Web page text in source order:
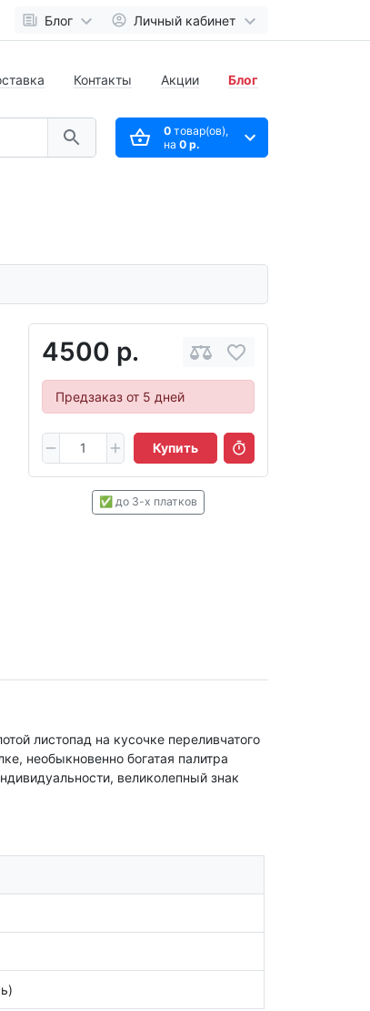
Блог Личный кабинет
Контакты Акции Блог
0товар(ов),
на
0 р.
4500 р.
Предзаказ от 5 дней
Купить
✅ до 3-х платков
листопад на кусочке переливчатого
необыкновенно богатая палитра
великолепный знак